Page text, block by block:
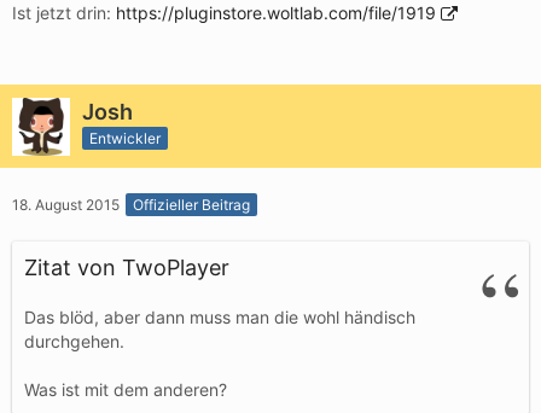
Ist jetzt drin: https://pluginstore.woltlab.com/file/1919
Josh
Entwickler
18. August 2015 Offizieller Beitrag
Zitat von TwoPlayer
Das blöd, aber dann muss man die wohl händisch
durchgehen.
Was ist mit dem anderen?